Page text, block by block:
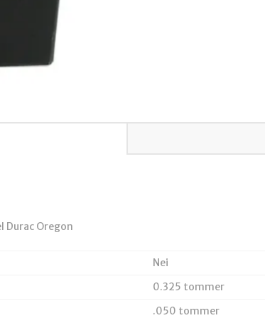
Durac Oregon
Nei
0.325 tommer
.050 tommer